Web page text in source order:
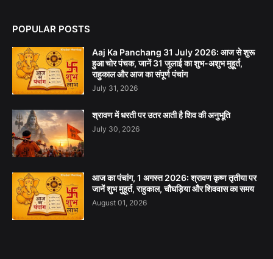
POPULAR POSTS
Aaj Ka Panchang 31 July 2026: आज से शुरू
हुआ चोर पंचक, जानें 31 जुलाई का शुभ-अशुभ मुहूर्त,
राहुकाल और आज का संपूर्ण पंचांग
July 31, 2026
श्रावण में धरती पर उतर आती है शिव की अनुभूति
July 30, 2026
आज का पंचांग, 1 अगस्त 2026: श्रावण कृष्ण तृतीया पर
जानें शुभ मुहूर्त, राहुकाल, चौघड़िया और शिववास का समय
August 01, 2026